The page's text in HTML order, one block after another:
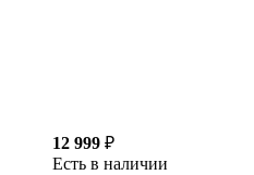
12 999 ₽
Есть в наличии